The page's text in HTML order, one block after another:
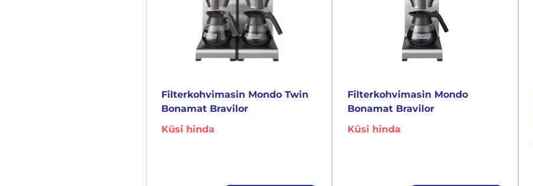
Filterkohvimasin Mondo Twin
Bonamat Bravilor
Küsi hinda
Filterkohvimasin Mondo
Bonamat Bravilor
Küsi hinda